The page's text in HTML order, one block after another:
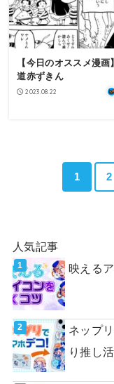
【今日のオススメ漫画
道赤ずきん
2023.08.22
1 2
人気記事
映える
ネップ
り推し活